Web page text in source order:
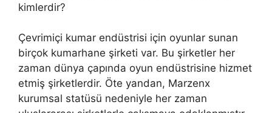
kimlerdir?
Çevrimiçi kumar endüstrisi için oyunlar sunan
birçok kumarhane şirketi var. Bu şirketler her
zaman dünya çapında oyun endüstrisine hizmet
etmiş şirketlerdir. Öte yandan, Marzenx
kurumsal statüsü nedeniyle her zaman